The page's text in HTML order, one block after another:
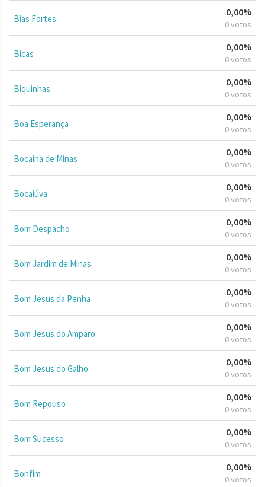
Bias Fortes
0,00%
0 votos
Bicas
0,00%
0 votos
Biquinhas
0,00%
0 votos
Boa Esperança
0,00%
0 votos
Bocaina de Minas
0,00%
0 votos
Bocaiúva
0,00%
0 votos
Bom Despacho
0,00%
0 votos
Bom Jardim de Minas
0,00%
0 votos
Bom Jesus da Penha
0,00%
0 votos
Bom Jesus do Amparo
0,00%
0 votos
Bom Jesus do Galho
0,00%
0 votos
Bom Repouso
0,00%
0 votos
Bom Sucesso
0,00%
0 votos
Bonfim
0,00%
0 votos